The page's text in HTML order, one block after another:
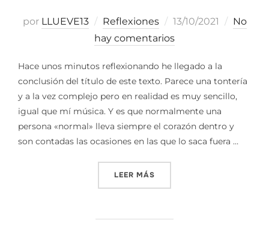
por LLUEVE13 Reflexiones
Publicado
el
13/10/2021
No
hay comentarios
Hace unos minutos reflexionando he llegado a la
conclusión del título de este texto. Parece una tontería
y a la vez complejo pero en realidad es muy sencillo,
igual que mí música. Y es que normalmente una
persona «normal» lleva siempre el corazón dentro y
son contadas las ocasiones en las que lo saca fuera …
LEER MÁS